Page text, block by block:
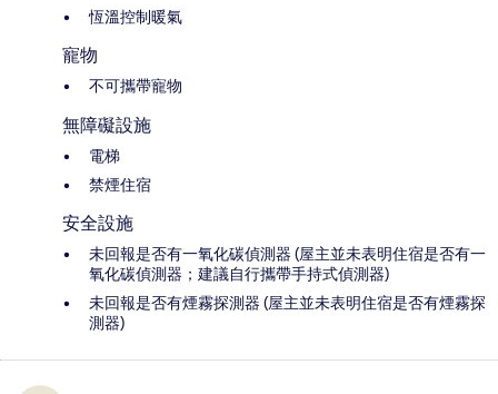
恆溫控制暖氣
寵物
不可攜帶寵物
無障礙設施
電梯
禁煙住宿
安全設施
未回報是否有一氧化碳偵測器 (屋主並未表明住宿是否有一
氧化碳偵測器；建議自行攜帶手持式偵測器)
未回報是否有煙霧探測器 (屋主並未表明住宿是否有煙霧探
測器)